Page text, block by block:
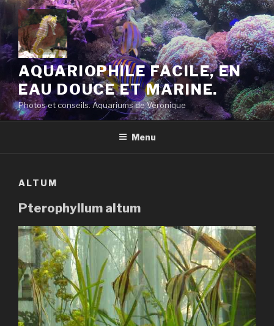
Aller
contenu
principal
AQUARIOPHILE FACILE, EN
EAU DOUCE ET MARINE.
Photos et conseils. Aquariums de Véronique
Menu
ALTUM
Pterophyllum altum